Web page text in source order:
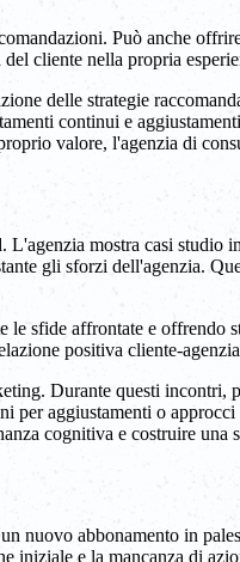
Può anche
cliente nella propria
delle strategie
continui e
valore, l'agenzia di
mostra casi studio
gli sforzi dell'agenzia.
sfide affrontate e offrendo
positiva cliente-
Durante questi incontri,
per aggiustamenti o
cognitiva e costruire una
nuovo abbonamento in
iniziale e la mancanza di